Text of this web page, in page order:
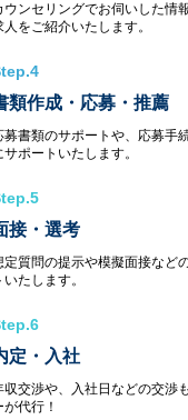
ウンセリングでお伺いした情
人をご紹介いたします。
類作成・応募・推薦
募書類のサポートや、応募手
サポートいたします。
接・選考
定質問の提示や模擬面接など
いたします。
定・入社
収交渉や、入社日などの交渉
が代行！